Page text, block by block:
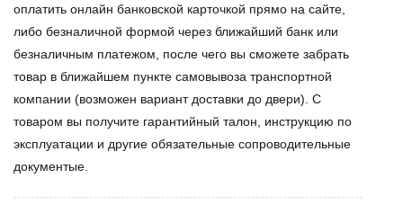
оплатить онлайн банковской карточкой прямо на сайте,
либо безналичной формой через ближайший банк или
безналичным платежом, после чего вы сможете забрать
товар в ближайшем пункте самовывоза транспортной
компании (возможен вариант доставки до двери). С
товаром вы получите гарантийный талон, инструкцию по
эксплуатации и другие обязательные сопроводительные
документые.